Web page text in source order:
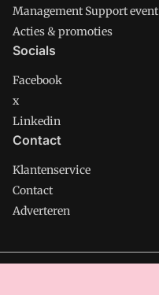
Management Support event
Acties & promoties
Socials
Facebook
x
Linkedin
Contact
Klantenservice
Contact
Adverteren